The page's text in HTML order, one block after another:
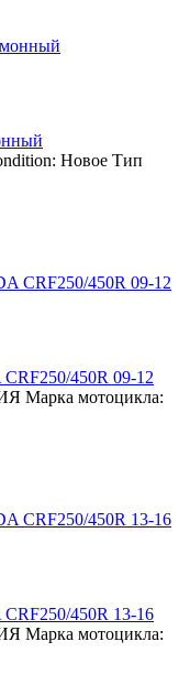
Новое Тип
450R 09-12
Марка мотоцикла:
450R 13-16
Марка мотоцикла: